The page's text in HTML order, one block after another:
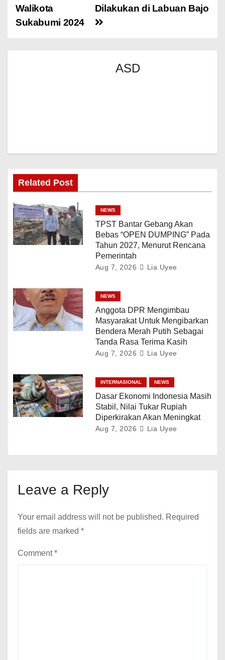
Dilakukan di Labuan Bajo
Walikota
Sukabumi 2024
ASD
Related Post
NEWS
TPST Bantar Gebang Akan
Bebas “OPEN DUMPING” Pada
Tahun 2027, Menurut Rencana
Pemerintah
Aug 7, 2026 Lia Uyee
NEWS
Anggota DPR Mengimbau
Masyarakat Untuk Mengibarkan
Bendera Merah Putih Sebagai
Tanda Rasa Terima Kasih
Aug 7, 2026 Lia Uyee
INTERNASIONAL NEWS
Dasar Ekonomi Indonesia Masih
Stabil, Nilai Tukar Rupiah
Diperkirakan Akan Meningkat
Aug 7, 2026 Lia Uyee
Leave a Reply
Your email address will not be published. Required
fields are marked *
Comment*